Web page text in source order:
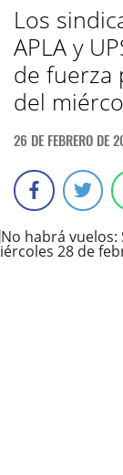
Los
APLA y
de fuerza
del
26 DE FEBRERO DE